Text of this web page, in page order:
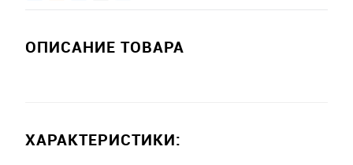
ОПИСАНИЕ ТОВАРА
ХАРАКТЕРИСТИКИ: